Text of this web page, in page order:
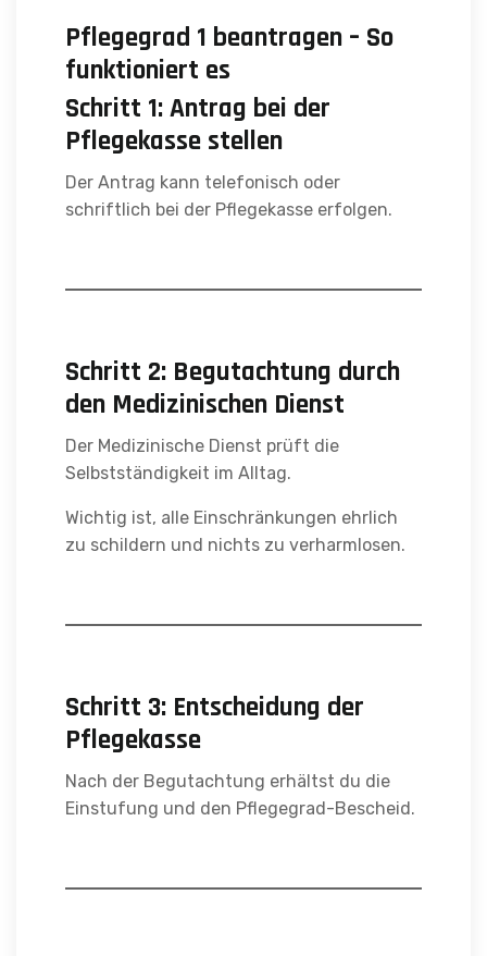
Pflegegrad 1 beantragen – So
funktioniert es
Schritt 1: Antrag bei der
Pflegekasse stellen
Der Antrag kann telefonisch oder
schriftlich bei der Pflegekasse erfolgen.
Schritt 2: Begutachtung durch
den Medizinischen Dienst
Der Medizinische Dienst prüft die
Selbstständigkeit im Alltag.
Wichtig ist, alle Einschränkungen ehrlich
zu schildern und nichts zu verharmlosen.
Schritt 3: Entscheidung der
Pflegekasse
Nach der Begutachtung erhältst du die
Einstufung und den Pflegegrad-Bescheid.